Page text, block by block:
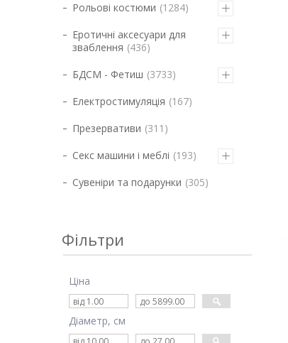
Рольові костюми 1284
Еротичні аксесуари для
зваблення 436
БДСМ - Фетиш 3733
Електростимуляція 167
Презервативи 311
Секс машини і меблі 193
Сувеніри та подарунки 305
Фільтри
Ціна
Діаметр, см